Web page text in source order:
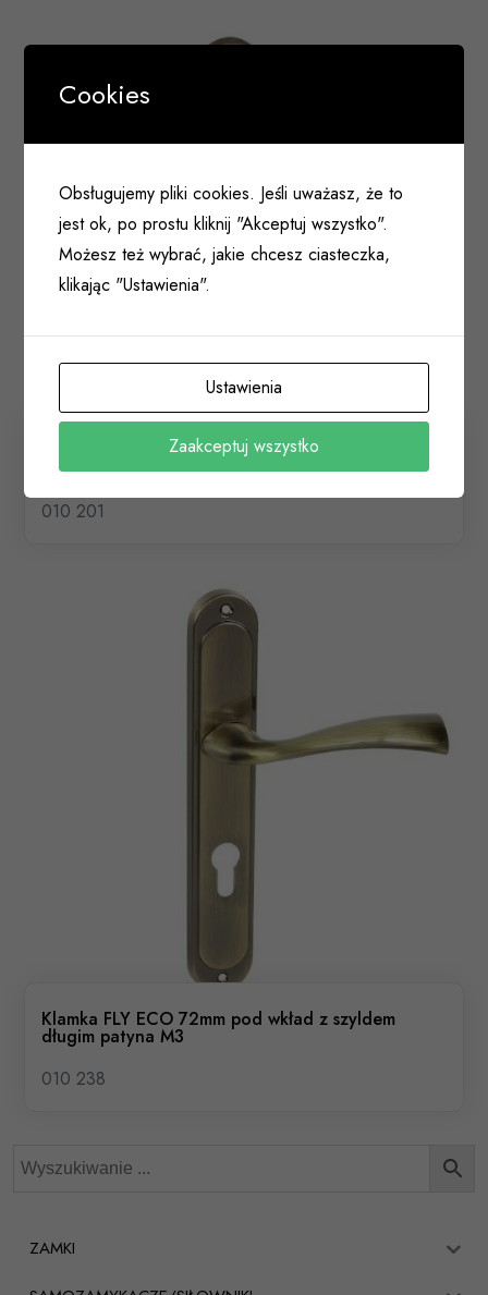
Klamka ROMANA 90mm pod wkład z szyldem
długim patyna M3
010 201
Klamka FLY ECO 72mm pod wkład z szyldem
długim patyna M3
010 238
ZAMKI
Cookies
Obsługujemy pliki cookies. Jeśli uważasz, że to
jest ok, po prostu kliknij "Akceptuj wszystko".
Możesz też wybrać, jakie chcesz ciasteczka,
klikając "Ustawienia".
Ustawienia
Zaakceptuj wszystko